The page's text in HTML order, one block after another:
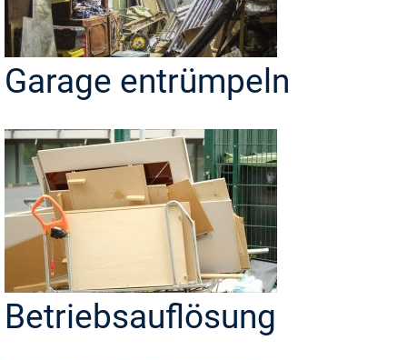
Garage entrümpeln
Betriebsauflösung